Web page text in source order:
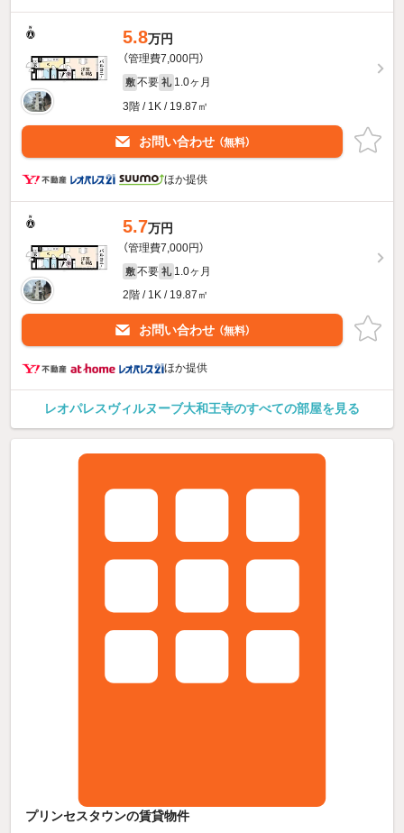
5.8万円
（管理費7,000円）
敷 不要 礼 1.0ヶ月
3階 / 1K / 19.87㎡
お問い合わせ （無料）
ほか提供
5.7万円
（管理費7,000円）
敷 不要 礼 1.0ヶ月
2階 / 1K / 19.87㎡
お問い合わせ （無料）
ほか提供
レオパレスヴィルヌーブ大和王寺のすべての部屋を見る
プリンセスタウンの賃貸物件